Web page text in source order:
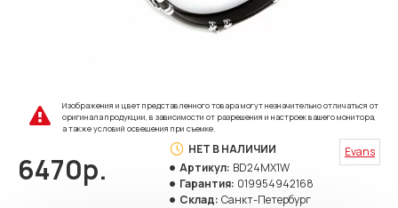
Изображения и цвет представленного товара могут незначительно отличаться от
оригинала продукции, в зависимости от разрешения и настроек вашего монитора,
а также условий освещения при съемке.
6470р.
НЕТ В НАЛИЧИИ
Артикул: BD24MX1W
Гарантия: 019954942168
Склад: Санкт-Петербург
Evans